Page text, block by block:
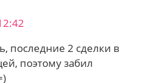
последние 2 сделки в
поэтому забил